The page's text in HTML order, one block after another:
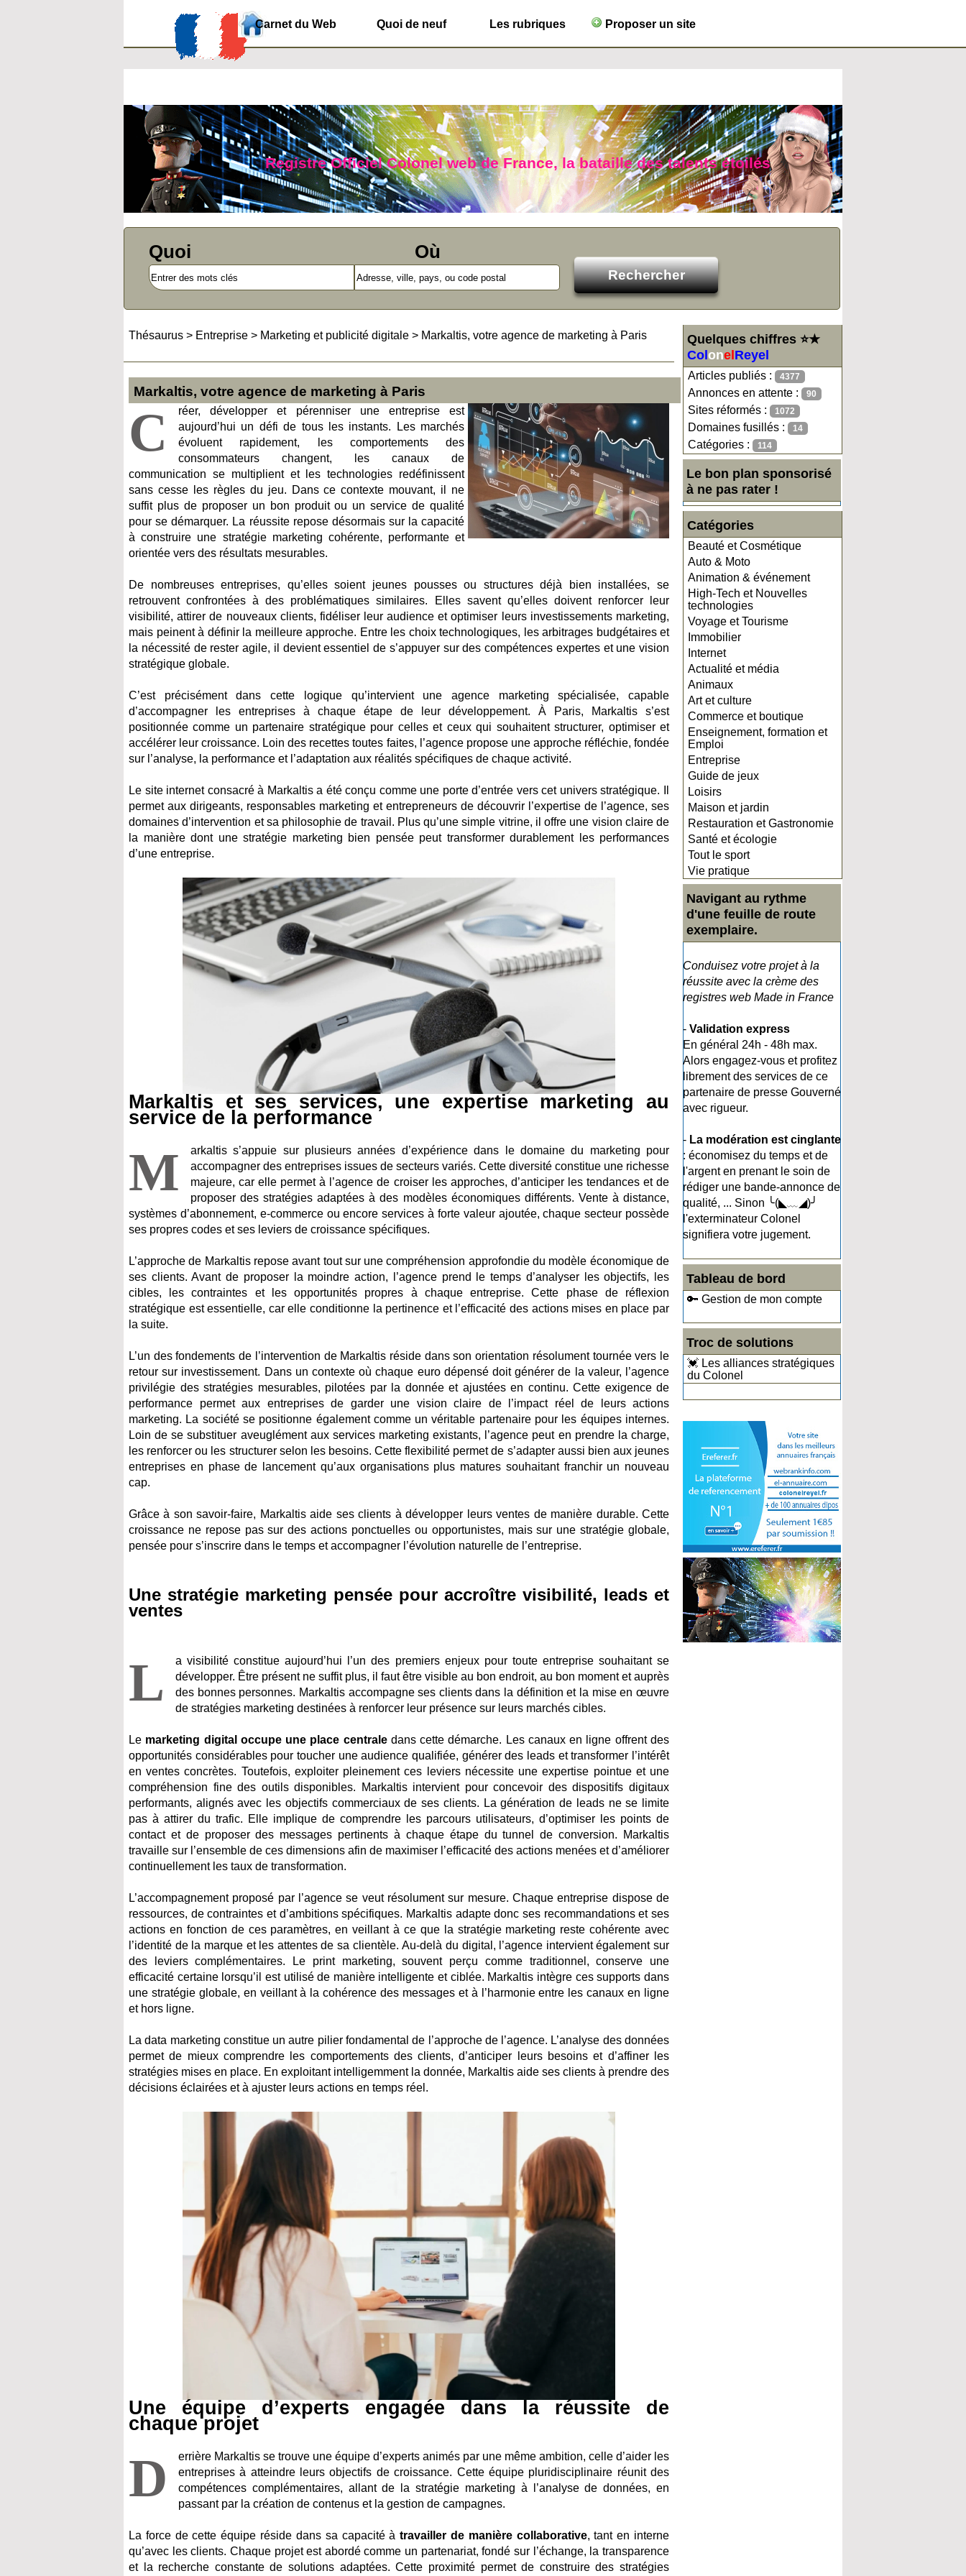
Carnet du Web Quoi de neuf Les rubriques Proposer un site
Registre Officiel Colonel web de France, la bataille des talents étoilés
Quoi Où
Quelques chiffres ⭐★
Col onel Reyel
Articles publiés : 4377
Annonces en attente : 90
Sites réformés : 1072
Domaines fusillés : 14
Catégories : 114
Le bon plan sponsorisé
à ne pas rater !
Catégories
Beauté et Cosmétique
Auto & Moto
Animation & événement
High-Tech et Nouvelles
technologies
Voyage et Tourisme
Immobilier
Internet
Actualité et média
Animaux
Art et culture
Commerce et boutique
Enseignement, formation et
Emploi
Entreprise
Guide de jeux
Loisirs
Maison et jardin
Restauration et Gastronomie
Santé et écologie
Tout le sport
Vie pratique
Navigant au rythme
d'une feuille de route
exemplaire.
Conduisez votre projet à la
réussite avec la crème des
registres web Made in France
- Validation express
En général 24h - 48h max.
Alors engagez-vous et profitez
librement des services de ce
partenaire de presse Gouverné
avec rigueur.
- La modération est cinglante
: économisez du temps et de
l'argent en prenant le soin de
rédiger une bande-annonce de
qualité, ... Sinon ╰(◣﹏◢)╯
l'exterminateur Colonel
signifiera votre jugement.
Tableau de bord
🔑 Gestion de mon compte
Troc de solutions
💓 Les alliances stratégiques
du Colonel
Thésaurus > Entreprise > Marketing et publicité digitale > Markaltis, votre agence de marketing à Paris
Markaltis, votre agence de marketing à Paris
C
réer, développer et pérenniser une entreprise est
aujourd’hui un défi de tous les instants. Les marchés
évoluent rapidement, les comportements des
consommateurs changent, les canaux de
communication se multiplient et les technologies redéfinissent
sans cesse les règles du jeu. Dans ce contexte mouvant, il ne
suffit plus de proposer un bon produit ou un service de qualité
pour se démarquer. La réussite repose désormais sur la capacité
à construire une stratégie marketing cohérente, performante et
orientée vers des résultats mesurables.
De nombreuses entreprises, qu’elles soient jeunes pousses ou structures déjà bien installées, se
retrouvent confrontées à des problématiques similaires. Elles savent qu’elles doivent renforcer leur
visibilité, attirer de nouveaux clients, fidéliser leur audience et optimiser leurs investissements marketing,
mais peinent à définir la meilleure approche. Entre les choix technologiques, les arbitrages budgétaires et
la nécessité de rester agile, il devient essentiel de s’appuyer sur des compétences expertes et une vision
stratégique globale.
C’est précisément dans cette logique qu’intervient une agence marketing spécialisée, capable
d’accompagner les entreprises à chaque étape de leur développement. À Paris, Markaltis s’est
positionnée comme un partenaire stratégique pour celles et ceux qui souhaitent structurer, optimiser et
accélérer leur croissance. Loin des recettes toutes faites, l’agence propose une approche réfléchie, fondée
sur l’analyse, la performance et l’adaptation aux réalités spécifiques de chaque activité.
Le site internet consacré à Markaltis a été conçu comme une porte d’entrée vers cet univers stratégique. Il
permet aux dirigeants, responsables marketing et entrepreneurs de découvrir l’expertise de l’agence, ses
domaines d’intervention et sa philosophie de travail. Plus qu’une simple vitrine, il offre une vision claire de
la manière dont une stratégie marketing bien pensée peut transformer durablement les performances
d’une entreprise.
Markaltis et ses services, une expertise marketing au
service de la performance
M
arkaltis s’appuie sur plusieurs années d’expérience dans le domaine du marketing pour
accompagner des entreprises issues de secteurs variés. Cette diversité constitue une richesse
majeure, car elle permet à l’agence de croiser les approches, d’anticiper les tendances et de
proposer des stratégies adaptées à des modèles économiques différents. Vente à distance,
systèmes d’abonnement, e-commerce ou encore services à forte valeur ajoutée, chaque secteur possède
ses propres codes et ses leviers de croissance spécifiques.
L’approche de Markaltis repose avant tout sur une compréhension approfondie du modèle économique de
ses clients. Avant de proposer la moindre action, l’agence prend le temps d’analyser les objectifs, les
cibles, les contraintes et les opportunités propres à chaque entreprise. Cette phase de réflexion
stratégique est essentielle, car elle conditionne la pertinence et l’efficacité des actions mises en place par
la suite.
L’un des fondements de l’intervention de Markaltis réside dans son orientation résolument tournée vers le
retour sur investissement. Dans un contexte où chaque euro dépensé doit générer de la valeur, l’agence
privilégie des stratégies mesurables, pilotées par la donnée et ajustées en continu. Cette exigence de
performance permet aux entreprises de garder une vision claire de l’impact réel de leurs actions
marketing. La société se positionne également comme un véritable partenaire pour les équipes internes.
Loin de se substituer aveuglément aux services marketing existants, l’agence peut en prendre la charge,
les renforcer ou les structurer selon les besoins. Cette flexibilité permet de s’adapter aussi bien aux jeunes
entreprises en phase de lancement qu’aux organisations plus matures souhaitant franchir un nouveau
cap.
Grâce à son savoir-faire, Markaltis aide ses clients à développer leurs ventes de manière durable. Cette
croissance ne repose pas sur des actions ponctuelles ou opportunistes, mais sur une stratégie globale,
pensée pour s’inscrire dans le temps et accompagner l’évolution naturelle de l’entreprise.
Une stratégie marketing pensée pour accroître visibilité, leads et
ventes
L
a visibilité constitue aujourd’hui l’un des premiers enjeux pour toute entreprise souhaitant se
développer. Être présent ne suffit plus, il faut être visible au bon endroit, au bon moment et auprès
des bonnes personnes. Markaltis accompagne ses clients dans la définition et la mise en œuvre
de stratégies marketing destinées à renforcer leur présence sur leurs marchés cibles.
Le marketing digital occupe une place centraledans cette démarche. Les canaux en ligne offrent des
opportunités considérables pour toucher une audience qualifiée, générer des leads et transformer l’intérêt
en ventes concrètes. Toutefois, exploiter pleinement ces leviers nécessite une expertise pointue et une
compréhension fine des outils disponibles. Markaltis intervient pour concevoir des dispositifs digitaux
performants, alignés avec les objectifs commerciaux de ses clients. La génération de leads ne se limite
pas à attirer du trafic. Elle implique de comprendre les parcours utilisateurs, d’optimiser les points de
contact et de proposer des messages pertinents à chaque étape du tunnel de conversion. Markaltis
travaille sur l’ensemble de ces dimensions afin de maximiser l’efficacité des actions menées et d’améliorer
continuellement les taux de transformation.
L’accompagnement proposé par l’agence se veut résolument sur mesure. Chaque entreprise dispose de
ressources, de contraintes et d’ambitions spécifiques. Markaltis adapte donc ses recommandations et ses
actions en fonction de ces paramètres, en veillant à ce que la stratégie marketing reste cohérente avec
l’identité de la marque et les attentes de sa clientèle.Au-delà du digital, l’agence intervient également sur
des leviers complémentaires. Le print marketing, souvent perçu comme traditionnel, conserve une
efficacité certaine lorsqu’il est utilisé de manière intelligente et ciblée. Markaltis intègre ces supports dans
une stratégie globale, en veillant à la cohérence des messages et à l’harmonie entre les canaux en ligne
et hors ligne.
La data marketing constitue un autre pilier fondamental de l’approche de l’agence. L’analyse des données
permet de mieux comprendre les comportements des clients, d’anticiper leurs besoins et d’affiner les
stratégies mises en place. En exploitant intelligemment la donnée, Markaltis aide ses clients à prendre des
décisions éclairées et à ajuster leurs actions en temps réel.
Une équipe d’experts engagée dans la réussite de
chaque projet
D
errière Markaltis se trouve une équipe d’experts animés par une même ambition, celle d’aider les
entreprises à atteindre leurs objectifs de croissance. Cette équipe pluridisciplinaire réunit des
compétences complémentaires, allant de la stratégie marketing à l’analyse de données, en
passant par la création de contenus et la gestion de campagnes.
La force de cette équipe réside dans sa capacité àtravailler de manière collaborative, tant en interne
qu’avec les clients. Chaque projet est abordé comme un partenariat, fondé sur l’échange, la transparence
et la recherche constante de solutions adaptées. Cette proximité permet de construire des stratégies